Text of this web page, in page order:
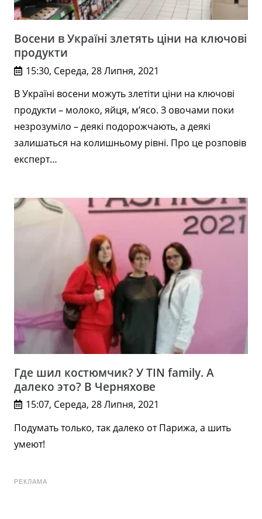
Восени в Україні злетять ціни на ключові
продукти
15:30, Середа, 28 Липня, 2021
В Україні восени можуть злетіти ціни на ключові
продукти – молоко, яйця, м’ясо. З овочами поки
незрозуміло – деякі подорожчають, а деякі
залишаться на колишньому рівні. Про це розповів
експерт…
Где шил костюмчик? У TIN family. А
далеко это? В Черняхове
15:07, Середа, 28 Липня, 2021
Подумать только, так далеко от Парижа, а шить
умеют!
РЕКЛАМА